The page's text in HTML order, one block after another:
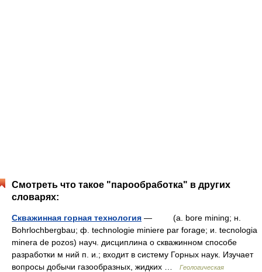
Смотреть что такое "парообработка" в других
словарях:
Скважинная горная технология — (a. bore mining; н.
Bohrlochbergbau; ф. technologie miniere par forage; и. tecnologia
minera de pozos) науч. дисциплина o скважинном способе
разработки м ний п. и.; входит в систему Горных наук. Изучает
вопросы добычи газообразных, жидких …
Геологическая